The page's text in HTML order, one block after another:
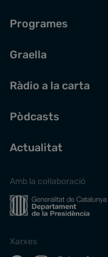
Programes
Graella
Ràdio a la carta
Pòdcasts
Actualitat
Amb la col·laboració
Xarxes